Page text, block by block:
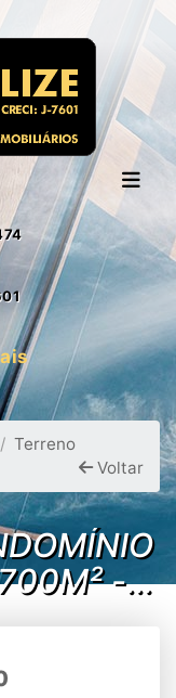
Terreno
Voltar
-
RJ